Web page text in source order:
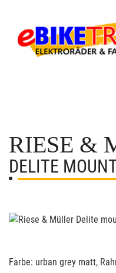
RIESE &
DELITE
Farbe: urban grey matt,